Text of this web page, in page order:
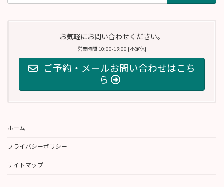
お気軽にお問い合わせください。
営業時間 10:00-19:00 [不定休]
ご予約・メールお問い合わせはこち
ら
ホーム
プライバシーポリシー
サイトマップ